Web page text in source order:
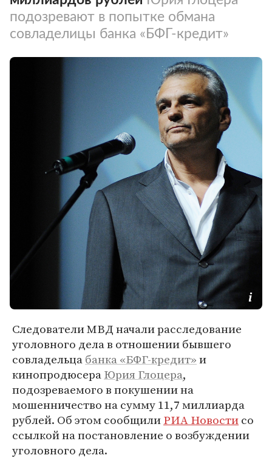
подозревают в попытке обмана
совладелицы банка «БФГ-кредит»
Следователи МВД начали расследование
уголовного дела в отношении бывшего
совладельцабанка «БФГ-кредит»и
кинопродюсераЮрия Глоцера,
подозреваемого в покушении на
мошенничество на сумму 11,7 миллиарда
рублей. Об этом сообщилиРИА Новостисо
ссылкой на постановление о возбуждении
уголовного дела.